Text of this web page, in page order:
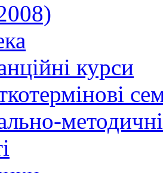
курси